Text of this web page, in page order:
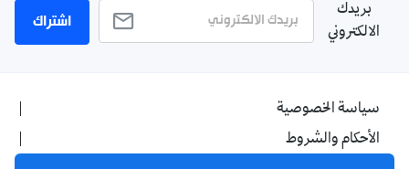
بريدك
الالكتروني
اشتراك
سياسة الخصوصية
الأحكام والشروط